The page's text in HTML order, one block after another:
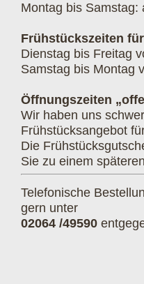
Montag bis Samstag:
Frühstückszeiten
Dienstag bis Freitag
Samstag bis Montag
Öffnungszeiten
Wir haben uns
Frühstücksangebot
Die
Sie zu einem
Telefonische
gern unter
02064 /49590